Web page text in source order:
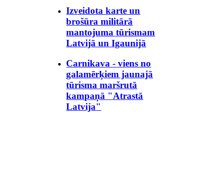
Izveidota karte un
brošūra militārā
mantojuma tūrismam
Latvijā un Igaunijā
Carnikava - viens no
galamērķiem jaunajā
tūrisma maršrutā
kampaņā "Atrastā
Latvija"